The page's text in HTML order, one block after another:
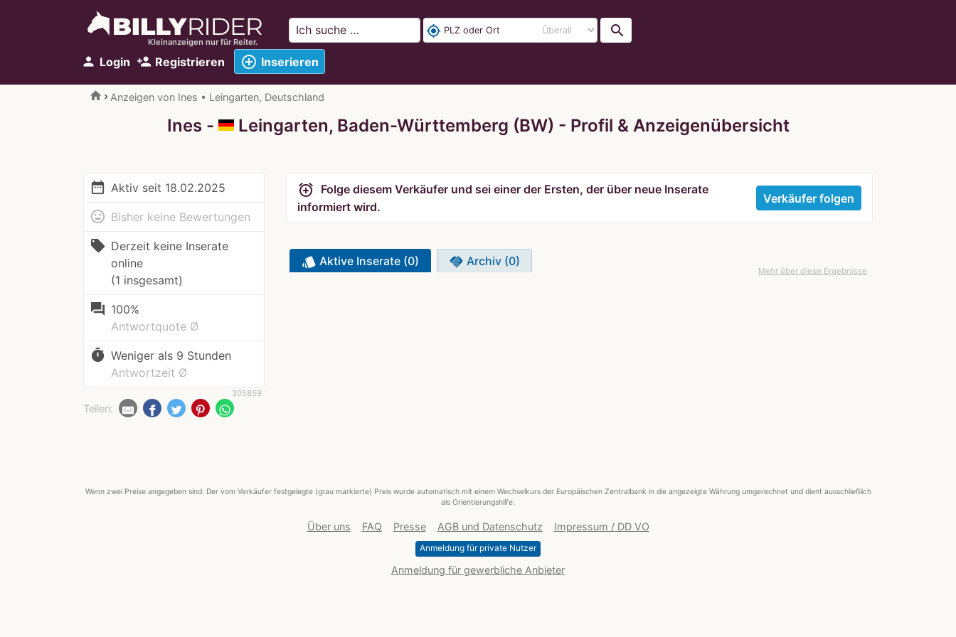
Kleinanzeigen nur für Reiter.
person Login person_add Registrieren add_circle_outline Inserieren
my_location search
home Anzeigen von Ines • Leingarten, Deutschland
Ines - Leingarten, Baden-Württemberg (BW) Profil & Anzeigenübersicht
date_range Aktiv seit 18.02.2025
mood Bisher keine Bewertungen
local_offer Derzeit keine Inserate
online
(1 insgesamt)
question_answer 100%
Antwortquote Ø
timer Weniger als 9 Stunden
Antwortzeit Ø
305859
Teilen:
alarm_add Folge diesem Verkäufer und sei einer der Ersten, der über neue Inserate
informiert wird.
Verkäufer folgen
style Aktive Inserate (0) handshake Archiv (0)
Mehr über diese Ergebnisse
Wenn zwei Preise angegeben sind: Der vom Verkäufer festgelegte (grau markierte) Preis wurde automatisch mit einem Wechselkurs der Europäischen Zentralbank in die angezeigte Währung umgerechnet und dient ausschließlich
als Orientierungshilfe.
Über uns FAQ Presse AGB und Datenschutz Impressum / DD VO
Anmeldung für private Nutzer
Anmeldung für gewerbliche Anbieter